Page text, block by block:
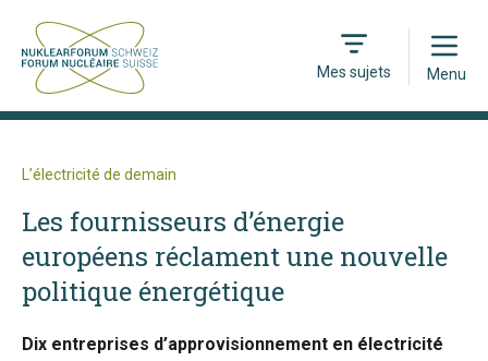
Mes sujets
Open
Menu
L’électricité de demain
Les fournisseurs d’énergie
européens réclament une nouvelle
politique énergétique
Dix entreprises d’approvisionnement en électricité